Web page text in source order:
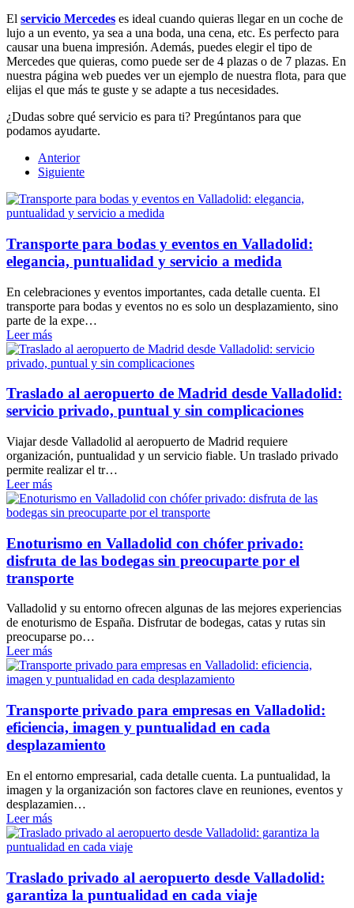
El servicio Mercedes es ideal cuando quieras llegar en un coche de
lujo a un evento, ya sea a una boda, una cena, etc. Es perfecto para
causar una buena impresión. Además, puedes elegir el tipo de
Mercedes que quieras, como puede ser de 4 plazas o de 7 plazas. En
nuestra página web puedes ver un ejemplo de nuestra flota, para que
elijas el que más te guste y se adapte a tus necesidades.
¿Dudas sobre qué servicio es para ti? Pregúntanos para que
podamos ayudarte.
Anterior
Siguiente
Transporte para bodas y eventos en Valladolid:
elegancia, puntualidad y servicio a medida
En celebraciones y eventos importantes, cada detalle cuenta. El
transporte para bodas y eventos no es solo un desplazamiento, sino
parte de la expe…
Leer más
Traslado al aeropuerto de Madrid desde Valladolid:
servicio privado, puntual y sin complicaciones
Viajar desde Valladolid al aeropuerto de Madrid requiere
organización, puntualidad y un servicio fiable. Un traslado privado
permite realizar el tr…
Leer más
Enoturismo en Valladolid con chófer privado:
disfruta de las bodegas sin preocuparte por el
transporte
Valladolid y su entorno ofrecen algunas de las mejores experiencias
de enoturismo de España. Disfrutar de bodegas, catas y rutas sin
preocuparse po…
Leer más
Transporte privado para empresas en Valladolid:
eficiencia, imagen y puntualidad en cada
desplazamiento
En el entorno empresarial, cada detalle cuenta. La puntualidad, la
imagen y la organización son factores clave en reuniones, eventos y
desplazamien…
Leer más
Traslado privado al aeropuerto desde Valladolid:
garantiza la puntualidad en cada viaje